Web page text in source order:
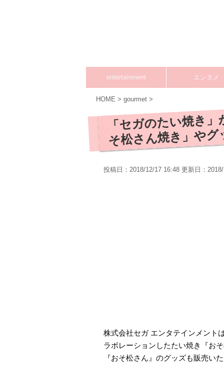
entertainment エンタメ
HOME > gourmet >
「セガのたい焼き
そ松さん焼き」や
投稿日：2018/12/17 16:48 更新日：
株式会社セガ エンタテインメント
ラボレーションしたたい焼き『お
『おそ松さん』のグッズも販売い